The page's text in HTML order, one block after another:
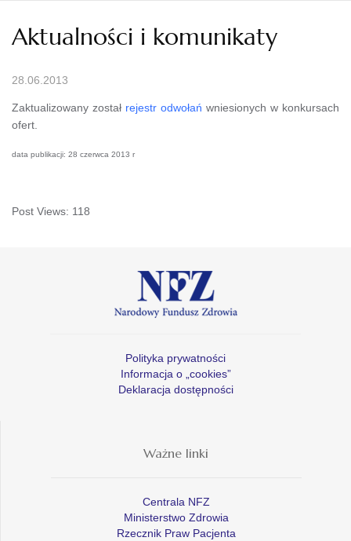
Aktualności i komunikaty
28.06.2013
Zaktualizowany został rejestr odwołań wniesionych w konkursach
ofert.
data publikacji: 28 czerwca 2013 r
Post Views: 118
Polityka prywatności
Informacja o „cookies”
Deklaracja dostępności
Ważne linki
Centrala NFZ
Ministerstwo Zdrowia
Rzecznik Praw Pacjenta